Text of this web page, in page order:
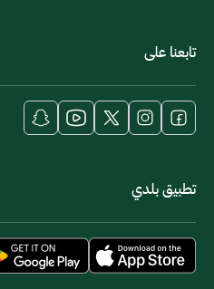
تابعنا على
تطبيق بلدي